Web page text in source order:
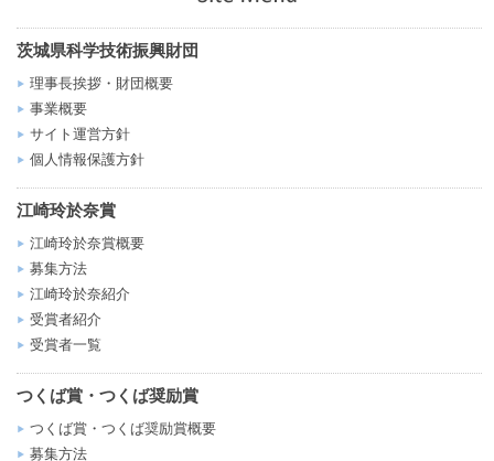
茨城県科学技術振興財団
理事長挨拶・財団概要
事業概要
サイト運営方針
個人情報保護方針
江崎玲於奈賞
江崎玲於奈賞概要
募集方法
江崎玲於奈紹介
受賞者紹介
受賞者一覧
つくば賞・つくば奨励賞
つくば賞・つくば奨励賞概要
募集方法